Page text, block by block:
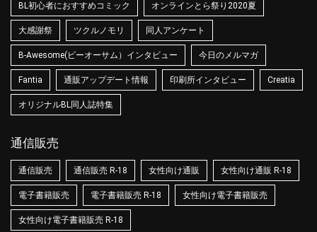
BL初心者におすすめコミック オンラインとら祭り2020夏
大感謝祭 ツクルノモリ 同人アンケート
B-Awesome(ビーオーサム）インタビュー 今日のメルマガ
Fantia 通販アップデート情報 印刷所インタビュー Creatia
オリジナルBL同人誌特集
通信販売
通信販売 通信販売 R-18 女性向け通販 女性向け通販 R-18
電子書籍販売 電子書籍販売 R-18 女性向け電子書籍販売
女性向け電子書籍販売 R-18